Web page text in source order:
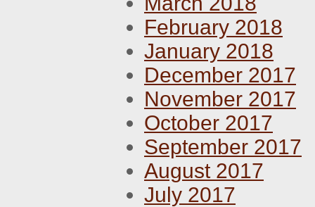
February 2018
January 2018
December 2017
November 2017
October 2017
September 2017
August 2017
July 2017